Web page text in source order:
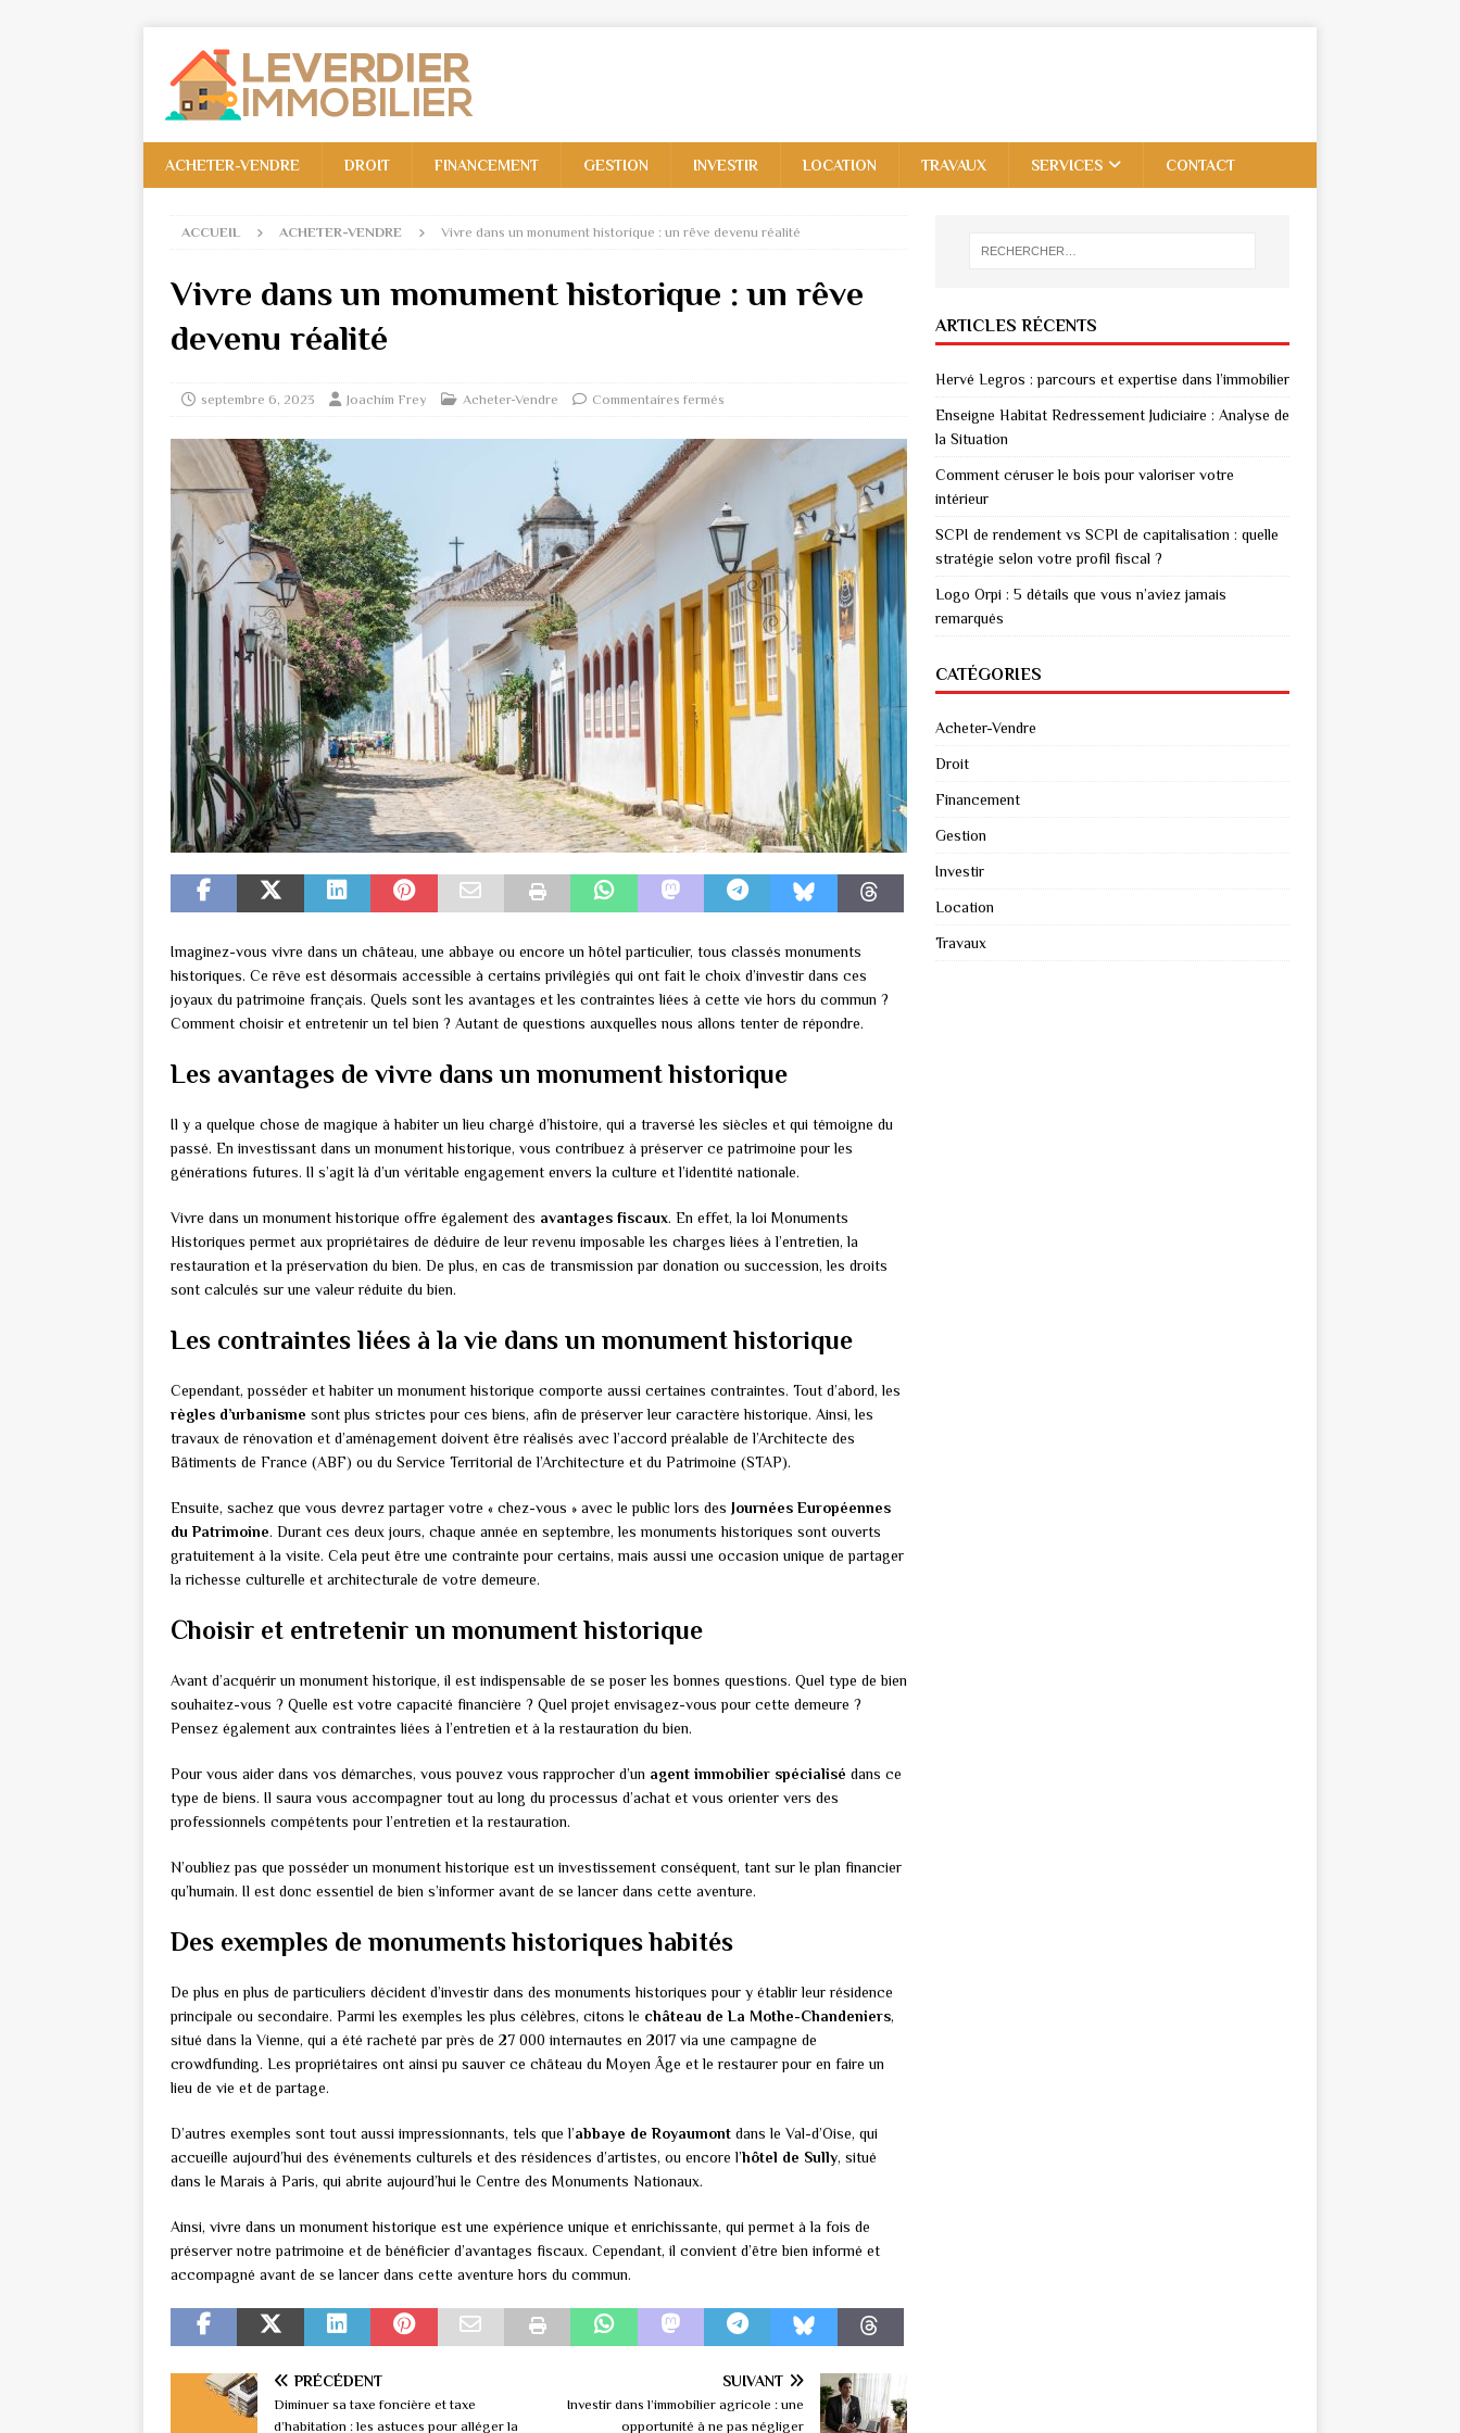
ACHETER-VENDRE DROIT FINANCEMENT GESTION INVESTIR LOCATION TRAVAUX SERVICES CONTACT
ACCUEIL ACHETER-VENDRE Vivre dans un monument historique : un rêve devenu réalité
Vivre dans un monument historique : un rêve
devenu réalité
septembre 6, 2023 Joachim Frey Acheter-Vendre Commentaires fermés
Imaginez-vous vivre dans un château, une abbaye ou encore un hôtel particulier, tous classés monuments
historiques. Ce rêve est désormais accessible à certains privilégiés qui ont fait le choix d’investir dans ces
joyaux du patrimoine français. Quels sont les avantages et les contraintes liées à cette vie hors du commun ?
Comment choisir et entretenir un tel bien ? Autant de questions auxquelles nous allons tenter de répondre.
Les avantages de vivre dans un monument historique
Il y a quelque chose de magique à habiter un lieu chargé d’histoire, qui a traversé les siècles et qui témoigne du
passé. En investissant dans un monument historique, vous contribuez à préserver ce patrimoine pour les
générations futures. Il s’agit là d’un véritable engagement envers la culture et l’identité nationale.
Vivre dans un monument historique offre également des avantages fiscaux. En effet, la loi Monuments
Historiques permet aux propriétaires de déduire de leur revenu imposable les charges liées à l’entretien, la
restauration et la préservation du bien. De plus, en cas de transmission par donation ou succession, les droits
sont calculés sur une valeur réduite du bien.
Les contraintes liées à la vie dans un monument historique
Cependant, posséder et habiter un monument historique comporte aussi certaines contraintes. Tout d’abord, les
règles d’urbanisme sont plus strictes pour ces biens, afin de préserver leur caractère historique. Ainsi, les
travaux de rénovation et d’aménagement doivent être réalisés avec l’accord préalable de l’Architecte des
Bâtiments de France (ABF) ou du Service Territorial de l’Architecture et du Patrimoine (STAP).
Ensuite, sachez que vous devrez partager votre « chez-vous » avec le public lors des Journées Européennes
du Patrimoine. Durant ces deux jours, chaque année en septembre, les monuments historiques sont ouverts
gratuitement à la visite. Cela peut être une contrainte pour certains, mais aussi une occasion unique de partager
la richesse culturelle et architecturale de votre demeure.
Choisir et entretenir un monument historique
Avant d’acquérir un monument historique, il est indispensable de se poser les bonnes questions. Quel type de bien
souhaitez-vous ? Quelle est votre capacité financière ? Quel projet envisagez-vous pour cette demeure ?
Pensez également aux contraintes liées à l’entretien et à la restauration du bien.
Pour vous aider dans vos démarches, vous pouvez vous rapprocher d’un agent immobilier spécialisé dans ce
type de biens. Il saura vous accompagner tout au long du processus d’achat et vous orienter vers des
professionnels compétents pour l’entretien et la restauration.
N’oubliez pas que posséder un monument historique est un investissement conséquent, tant sur le plan financier
qu’humain. Il est donc essentiel de bien s’informer avant de se lancer dans cette aventure.
Des exemples de monuments historiques habités
De plus en plus de particuliers décident d’investir dans des monuments historiques pour y établir leur résidence
principale ou secondaire. Parmi les exemples les plus célèbres, citons le château de La Mothe-Chandeniers,
situé dans la Vienne, qui a été racheté par près de 27 000 internautes en 2017 via une campagne de
crowdfunding. Les propriétaires ont ainsi pu sauver ce château du Moyen Âge et le restaurer pour en faire un
lieu de vie et de partage.
D’autres exemples sont tout aussi impressionnants, tels que l’abbaye de Royaumont dans le Val-d’Oise, qui
accueille aujourd’hui des événements culturels et des résidences d’artistes, ou encore l’hôtel de Sully, situé
dans le Marais à Paris, qui abrite aujourd’hui le Centre des Monuments Nationaux.
Ainsi, vivre dans un monument historique est une expérience unique et enrichissante, qui permet à la fois de
préserver notre patrimoine et de bénéficier d’avantages fiscaux. Cependant, il convient d’être bien informé et
accompagné avant de se lancer dans cette aventure hors du commun.
PRÉCÉDENT
Diminuer sa taxe foncière et taxe
d’habitation : les astuces pour alléger la
SUIVANT
Investir dans l’immobilier agricole : une
opportunité à ne pas négliger
ARTICLES RÉCENTS
Hervé Legros : parcours et expertise dans l’immobilier
Enseigne Habitat Redressement Judiciaire : Analyse de
la Situation
Comment céruser le bois pour valoriser votre
intérieur
SCPI de rendement vs SCPI de capitalisation : quelle
stratégie selon votre profil fiscal ?
Logo Orpi : 5 détails que vous n’aviez jamais
remarqués
CATÉGORIES
Acheter-Vendre
Droit
Financement
Gestion
Investir
Location
Travaux